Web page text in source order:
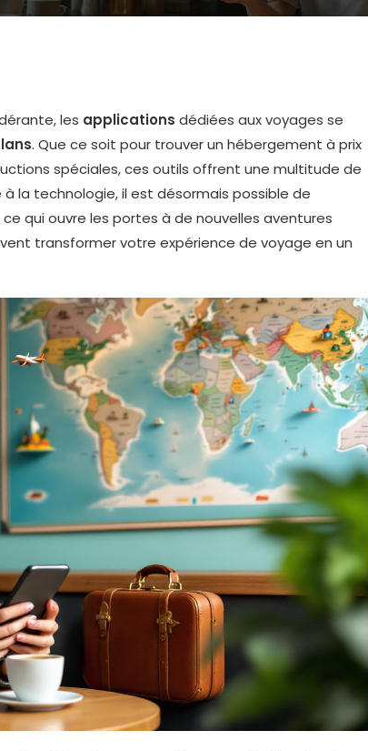
les applications dédiées aux voyages se
. Que ce soit pour trouver un hébergement à prix
spéciales, ces outils offrent une multitude de
la technologie, il est désormais possible de
qui ouvre les portes à de nouvelles aventures
transformer votre expérience de voyage en un